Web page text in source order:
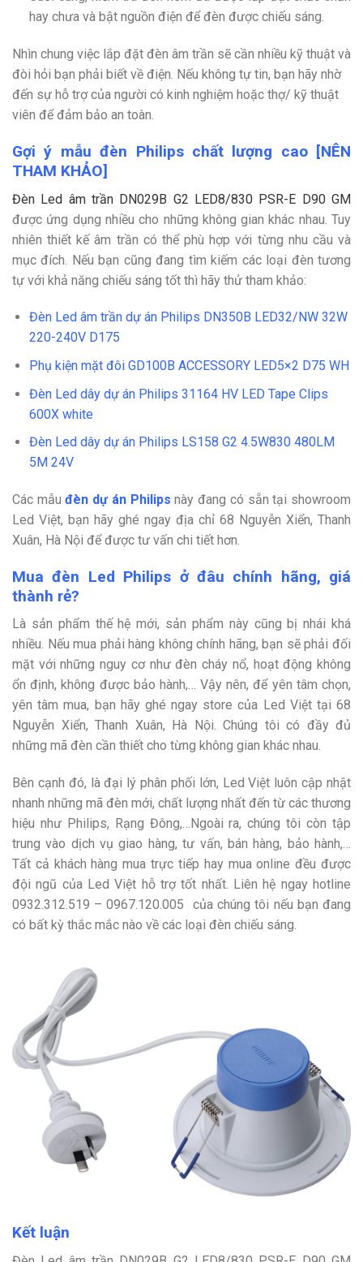
hay chưa và bật nguồn điện để đèn được chiếu sáng.
Nhìn chung việc lắp đặt đèn âm trần sẽ cần nhiều kỹ thuật và
đòi hỏi bạn phải biết về điện. Nếu không tự tin, bạn hãy nhờ
đến sự hỗ trợ của người có kinh nghiệm hoặc thợ/ kỹ thuật
viên để đảm bảo an toàn.
Gợi ý mẫu đèn Philips chất lượng cao [NÊN
THAM KHẢO]
Đèn Led âm trần DN029B G2 LED8/830 PSR-E D90 GM
được ứng dụng nhiều cho những không gian khác nhau. Tuy
nhiên thiết kế âm trần có thể phù hợp với từng nhu cầu và
mục đích. Nếu bạn cũng đang tìm kiếm các loại đèn tương
tự với khả năng chiếu sáng tốt thì hãy thử tham khảo:
Đèn Led âm trần dự án Philips DN350B LED32/NW 32W
220-240V D175
Phụ kiện mặt đôi GD100B ACCESSORY LED5×2 D75 WH
Đèn Led dây dự án Philips 31164 HV LED Tape Clips
600X white
Đèn Led dây dự án Philips LS158 G2 4.5W830 480LM
5M 24V
Các mẫuđèn dự án Philips này đang có sẵn tại showroom
Led Việt, bạn hãy ghé ngay địa chỉ 68 Nguyễn Xiển, Thanh
Xuân, Hà Nội để được tư vấn chi tiết hơn.
Mua đèn Led Philips ở đâu chính hãng, giá
thành rẻ?
Là sản phẩm thế hệ mới, sản phẩm này cũng bị nhái khá
nhiều. Nếu mua phải hàng không chính hãng, bạn sẽ phải đối
mặt với những nguy cơ như đèn cháy nổ, hoạt động không
ổn định, không được bảo hành,… Vậy nên, để yên tâm chọn,
yên tâm mua, bạn hãy ghé ngay store của Led Việt tại 68
Nguyễn Xiển, Thanh Xuân, Hà Nội. Chúng tôi có đầy đủ
những mã đèn cần thiết cho từng không gian khác nhau.
Bên cạnh đó, là đại lý phân phối lớn, Led Việt luôn cập nhật
nhanh những mã đèn mới, chất lượng nhất đến từ các thương
hiệu như Philips, Rạng Đông,…Ngoài ra, chúng tôi còn tập
trung vào dịch vụ giao hàng, tư vấn, bán hàng, bảo hành,…
Tất cả khách hàng mua trực tiếp hay mua online đều được
đội ngũ của Led Việt hỗ trợ tốt nhất. Liên hệ ngay hotline
0932.312.519 – 0967.120.005
của chúng tôi nếu bạn đang
có bất kỳ thắc mắc nào về các loại đèn chiếu sáng.
Kết luận